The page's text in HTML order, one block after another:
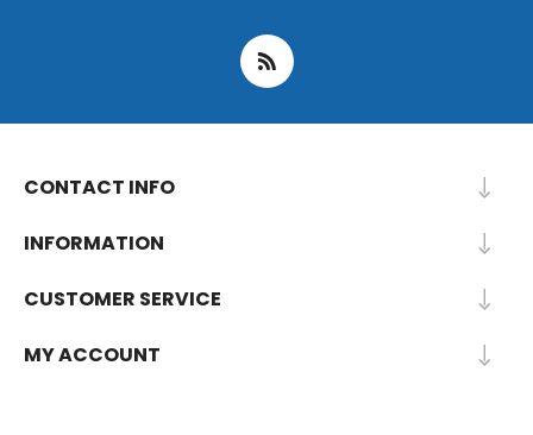
CONTACT INFO
INFORMATION
CUSTOMER SERVICE
MY ACCOUNT